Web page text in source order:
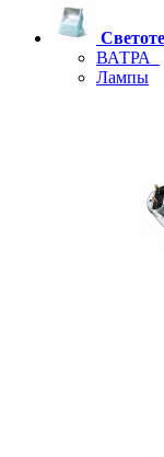
ВАТРА
Лампы